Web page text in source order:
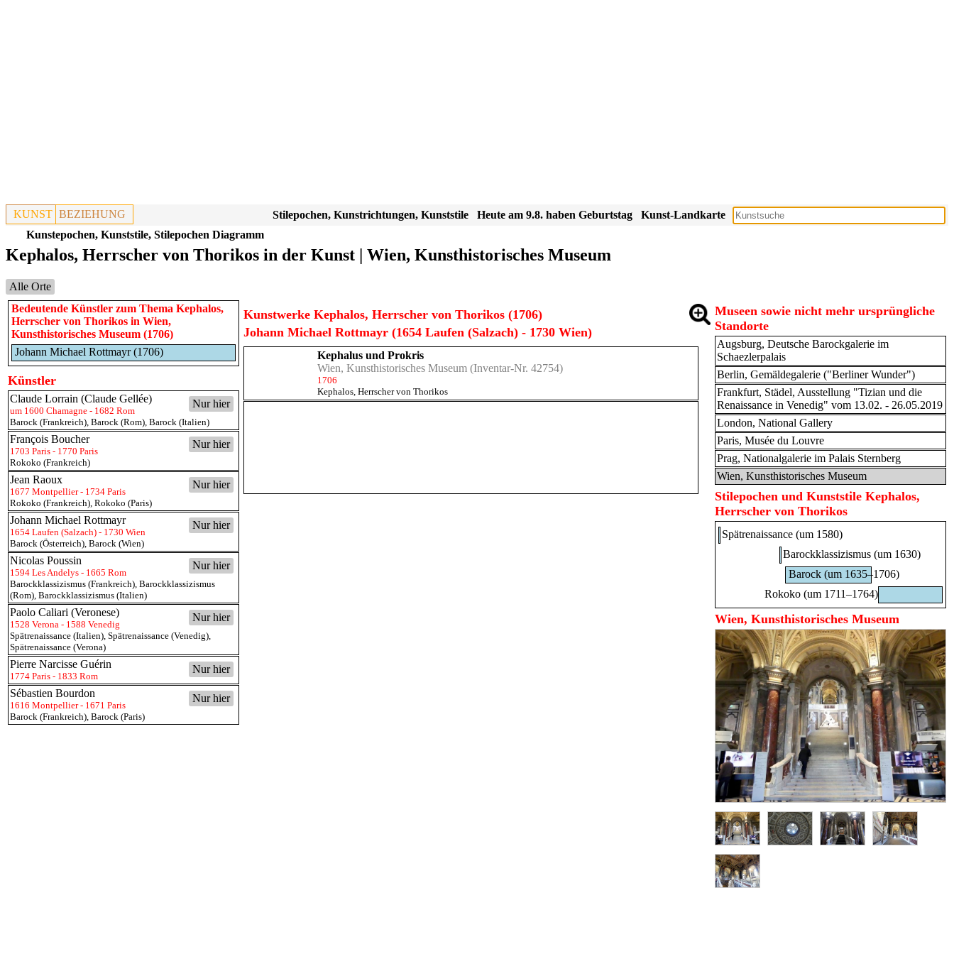
KUNST BEZIEHUNG Kunst-Landkarte
Heute am 9.8. haben Geburtstag
Stilepochen, Kunstrichtungen, Kunststile
Kunstepochen, Kunststile, Stilepochen Diagramm
Kephalos, Herrscher von Thorikos in der Kunst | Wien, Kunsthistorisches Museum
Alle Orte
Bedeutende Künstler zum Thema Kephalos,
Herrscher von Thorikos in Wien,
Kunsthistorisches Museum (1706)
Johann Michael Rottmayr (1706)
Künstler
Nur hier
Claude Lorrain (Claude Gellée)
um 1600 Chamagne - 1682 Rom
Barock (Frankreich), Barock (Rom), Barock (Italien)
Nur hier
François Boucher
1703 Paris - 1770 Paris
Rokoko (Frankreich)
Nur hier
Jean Raoux
1677 Montpellier - 1734 Paris
Rokoko (Frankreich), Rokoko (Paris)
Nur hier
Johann Michael Rottmayr
1654 Laufen (Salzach) - 1730 Wien
Barock (Österreich), Barock (Wien)
Nur hier
Nicolas Poussin
1594 Les Andelys - 1665 Rom
Barockklassizismus (Frankreich), Barockklassizismus
(Rom), Barockklassizismus (Italien)
Nur hier
Paolo Caliari (Veronese)
1528 Verona - 1588 Venedig
Spätrenaissance (Italien), Spätrenaissance (Venedig),
Spätrenaissance (Verona)
Nur hier
Pierre Narcisse Guérin
1774 Paris - 1833 Rom
Nur hier
Sébastien Bourdon
1616 Montpellier - 1671 Paris
Barock (Frankreich), Barock (Paris)
Kunstwerke Kephalos, Herrscher von Thorikos (1706)
Johann Michael Rottmayr (1654 Laufen (Salzach) - 1730 Wien)
Kephalus und Prokris
Wien, Kunsthistorisches Museum (Inventar-Nr. 42754)
1706
Kephalos, Herrscher von Thorikos
Museen sowie nicht mehr ursprüngliche
Standorte
Augsburg, Deutsche Barockgalerie im
Schaezlerpalais
Berlin, Gemäldegalerie ("Berliner Wunder")
Frankfurt, Städel, Ausstellung "Tizian und die
Renaissance in Venedig" vom 13.02. - 26.05.2019
London, National Gallery
Paris, Musée du Louvre
Prag, Nationalgalerie im Palais Sternberg
Wien, Kunsthistorisches Museum
Stilepochen und Kunststile Kephalos,
Herrscher von Thorikos
Spätrenaissance (um 1580)
Barockklassizismus (um 1630)
Barock (um 1635–1706)
Rokoko (um 1711–1764)
Wien, Kunsthistorisches Museum